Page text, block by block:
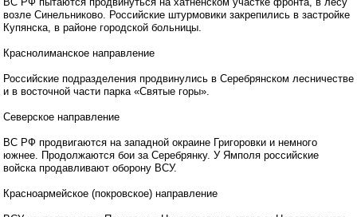
возле Синельниково. Российские штурмовики закрепились в застройке
Купянска, в районе городской больницы.
Краснолиманское направление
Российские подразделения продвинулись в Серебрянском лесничестве
и в восточной части парка «Святые горы».
Северское направление
ВС РФ продвигаются на западной окраине Григоровки и немного
южнее. Продолжаются бои за Серебрянку. У Ямполя российские
войска продавливают оборону ВСУ.
Красноармейское (покровское) направление